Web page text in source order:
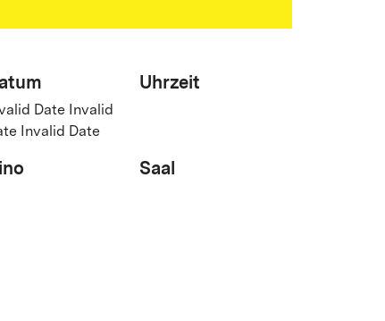
Date Invalid
Invalid Date
Uhrzeit
Saal